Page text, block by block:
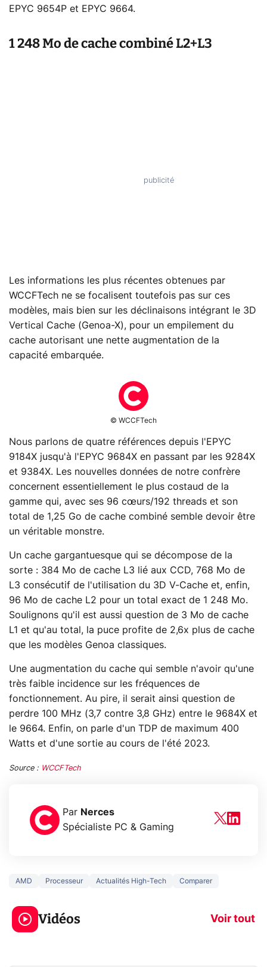
EPYC 9654P et EPYC 9664.
1 248 Mo de cache combiné L2+L3
Les informations les plus récentes obtenues par
WCCFTech ne se focalisent toutefois pas sur ces
modèles, mais bien sur les déclinaisons intégrant le 3D
Vertical Cache (Genoa-X), pour un empilement du
cache autorisant une nette augmentation de la
capacité embarquée.
© WCCFTech
Nous parlons de quatre références depuis l'EPYC
9184X jusqu'à l'EPYC 9684X en passant par les 9284X
et 9384X. Les nouvelles données de notre confrère
concernent essentiellement le plus costaud de la
gamme qui, avec ses 96 cœurs/192 threads et son
total de 1,25 Go de cache combiné semble devoir être
un véritable monstre.
Un cache gargantuesque qui se décompose de la
sorte : 384 Mo de cache L3 lié aux CCD, 768 Mo de
L3 consécutif de l'utilisation du 3D V-Cache et, enfin,
96 Mo de cache L2 pour un total exact de 1 248 Mo.
Soulignons qu'il est aussi question de 3 Mo de cache
L1 et qu'au total, la puce profite de 2,6x plus de cache
que les modèles Genoa classiques.
Une augmentation du cache qui semble n'avoir qu'une
très faible incidence sur les fréquences de
fonctionnement. Au pire, il serait ainsi question de
perdre 100 MHz (3,7 contre 3,8 GHz) entre le 9684X et
le 9664. Enfin, on parle d'un TDP de maximum 400
Watts et d'une sortie au cours de l'été 2023.
Source : WCCFTech
Par Nerces
Spécialiste PC & Gaming
AMD Processeur Actualités High-Tech Comparer
Vidéos Voir tout
3 écrans en 1 pour
319€ ? Voici L'AOC
CQ32G4ZA !
5
prochaine